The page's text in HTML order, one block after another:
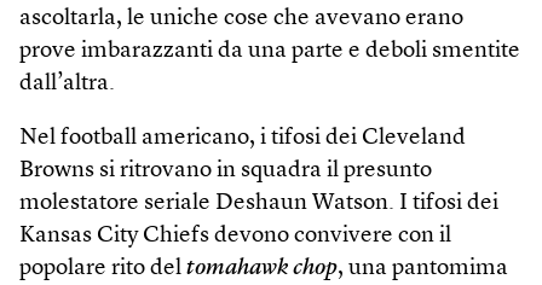
ascoltarla, le uniche cose che avevano erano
prove imbarazzanti da una parte e deboli smentite
dall’altra.
Nel football americano, i tifosi dei Cleveland
Browns si ritrovano in squadra il presunto
molestatore seriale Deshaun Watson. I tifosi dei
Kansas City Chiefs devono convivere con il
popolare rito del tomahawk chop, una pantomima